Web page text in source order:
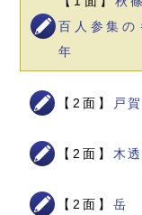
百人参集
年
【2面】 戸
【2面】 木
【2面】 岳